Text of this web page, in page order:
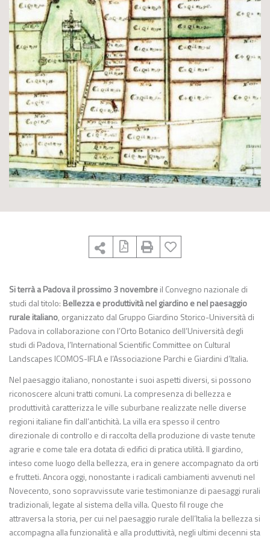
Si terrà a Padova il prossimo 3 novembreil Convegno nazionale di
studi dal titolo: Bellezza e produttività nel giardino e nel paesaggio
rurale italiano, organizzato dal Gruppo Giardino Storico-Università di
Padova in collaborazione con l’Orto Botanico dell’Università degli
studi di Padova, l’International Scientific Committee on Cultural
Landscapes ICOMOS-IFLA e l’Associazione Parchi e Giardini d’Italia.
Nel paesaggio italiano, nonostante i suoi aspetti diversi, si possono
riconoscere alcuni tratti comuni. La compresenza di bellezza e
produttività caratterizza le ville suburbane realizzate nelle diverse
regioni italiane fin dall’antichità. La villa era spesso il centro
direzionale di controllo e di raccolta della produzione di vaste tenute
agrarie e come tale era dotata di edifici di pratica utilità. Il giardino,
inteso come luogo della bellezza, era in genere accompagnato da orti
e frutteti. Ancora oggi, nonostante i radicali cambiamenti avvenuti nel
Novecento, sono sopravvissute varie testimonianze di paesaggi rurali
tradizionali, legate al sistema della villa. Questo fil rouge che
attraversa la storia, per cui nel paesaggio rurale dell’Italia la bellezza si
accompagna alla funzionalità e alla produttività, negli ultimi decenni sta